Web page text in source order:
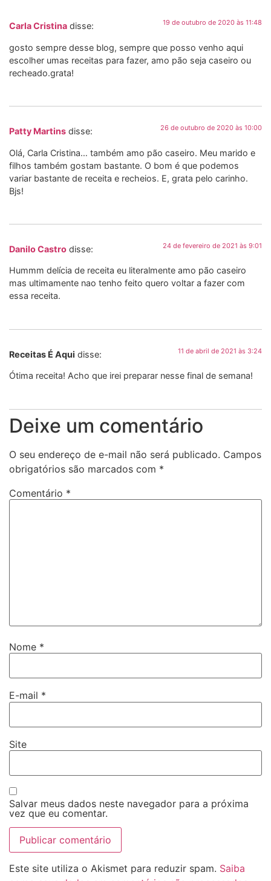
Carla Cristina disse: 19 de outubro de 2020 às 11:48
gosto sempre desse blog, sempre que posso venho aqui
escolher umas receitas para fazer, amo pão seja caseiro ou
recheado.grata!
Patty Martins disse: 26 de outubro de 2020 às 10:00
Olá, Carla Cristina… também amo pão caseiro. Meu marido e
filhos também gostam bastante. O bom é que podemos
variar bastante de receita e recheios. E, grata pelo carinho.
Bjs!
Danilo Castro disse: 24 de fevereiro de 2021 às 9:01
Hummm delícia de receita eu literalmente amo pão caseiro
mas ultimamente nao tenho feito quero voltar a fazer com
essa receita.
Receitas É Aqui disse: 11 de abril de 2021 às 3:24
Ótima receita! Acho que irei preparar nesse final de semana!
Deixe um comentário
O seu endereço de e-mail não será publicado. Campos
obrigatórios são marcados com *
Comentário *
Nome *
E-mail *
Site
Salvar meus dados neste navegador para a próxima
vez que eu comentar.
Este site utiliza o Akismet para reduzir spam. Saiba